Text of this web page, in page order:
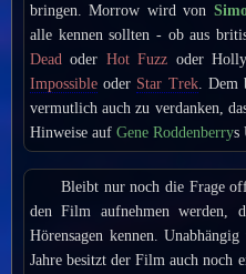
bringen. Morrow wird von
alle kennen sollten - ob aus
Dead oder Hot Fuzz oder
Impossible oder Star Trek. Dem
vermutlich auch zu verdanken,
Hinweise auf Gene Roddenberrys
Bleibt nur noch die Frage
den Film aufnehmen werden,
Hörensagen kennen.
Jahre besitzt der Film auch noch